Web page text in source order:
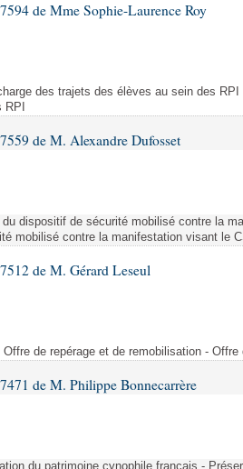
de Mme Sophie-Laurence Roy
des trajets des élèves au sein des
de M. Alexandre Dufosset
du dispositif de sécurité mobilisé contre la
mobilisé contre la manifestation visant le
de M. Gérard Leseul
de repérage et de remobilisation -
de M. Philippe Bonnecarrère
du patrimoine cynophile français -